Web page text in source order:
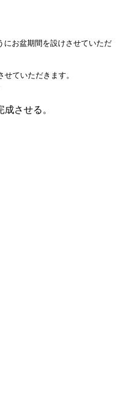
にお盆期間を設けさせていただ
ていただきます。
させる。